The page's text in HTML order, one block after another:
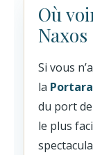
Où
Si vous
la Portara
du port de
le plus